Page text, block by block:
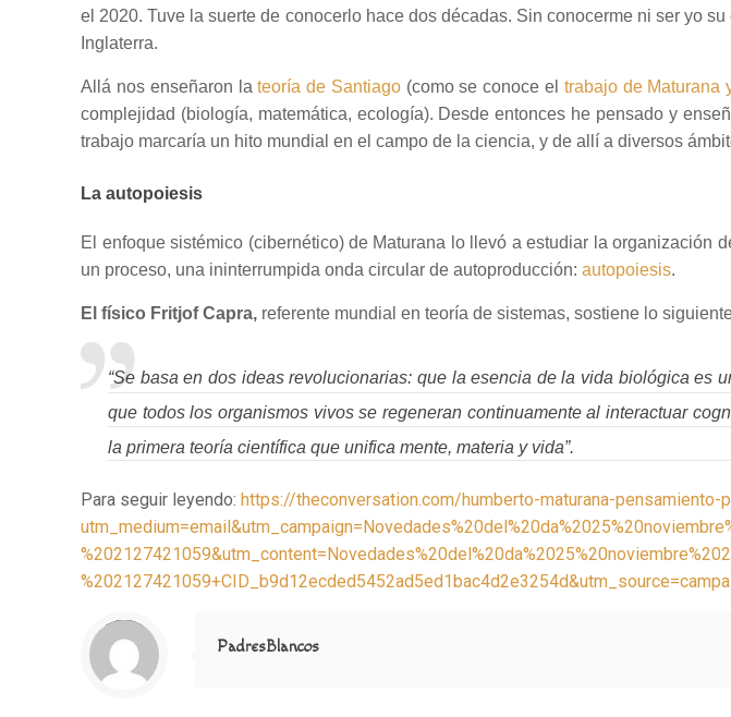
el 2020. Tuve la suerte de conocerlo hace dos décadas. Sin conocerme ni ser yo
Inglaterra.
Allá nos enseñaron lateoría de Santiago(como se conoce el trabajo de Maturana
complejidad (biología, matemática, ecología). Desde entonces he pensado y
trabajo marcaría un hito mundial en el campo de la ciencia, y de allí a diversos
La autopoiesis
El enfoque sistémico (cibernético) de Maturana lo llevó a estudiar la organización
un proceso, una ininterrumpida onda circular de autoproducción:autopoiesis.
El físico Fritjof Capra, referente mundial en teoría de sistemas, sostiene lo
“Se basa en dos ideas revolucionarias: que la esencia de la vida biológica es
que todos los organismos vivos se regeneran continuamente al interactuar
la primera teoría científica que unifica mente, materia y vida”.
Para seguir leyendo:https://theconversation.com/humberto-maturana-
Notice
: Trying to access array offset on value of type null in
/home/misioner/public_html/padresblancos/themes/betheme/includes/content-single.php
on line
286
PadresBlancos